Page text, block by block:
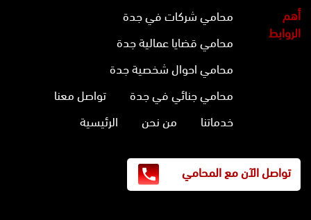
أهم
الروابط
محامي شركات في جدة
محامي قضايا عمالية جدة
محامي احوال شخصية جدة
محامي جنائي في جدة
تواصل معنا
خدماتنا
من نحن الرئيسية
تواصل الآن مع المحامي